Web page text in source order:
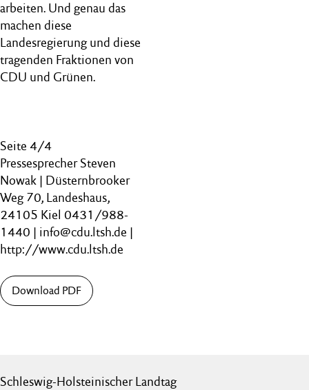
arbeiten. Und genau das
machen diese
Landesregierung und diese
tragenden Fraktionen von
CDU und Grünen.
Seite 4/4
Pressesprecher Steven
Nowak | Düsternbrooker
Weg 70, Landeshaus,
24105 Kiel 0431/988-
1440 | info@cdu.ltsh.de |
http://www.cdu.ltsh.de
Download PDF
Schleswig-Holsteinischer Landtag